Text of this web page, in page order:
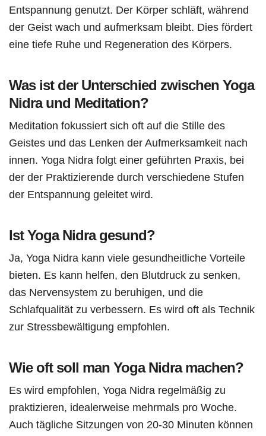
Entspannung genutzt. Der Körper schläft, während
der Geist wach und aufmerksam bleibt. Dies fördert
eine tiefe Ruhe und Regeneration des Körpers.
Was ist der Unterschied zwischen Yoga
Nidra und Meditation?
Meditation fokussiert sich oft auf die Stille des
Geistes und das Lenken der Aufmerksamkeit nach
innen. Yoga Nidra folgt einer geführten Praxis, bei
der der Praktizierende durch verschiedene Stufen
der Entspannung geleitet wird.
Ist Yoga Nidra gesund?
Ja, Yoga Nidra kann viele gesundheitliche Vorteile
bieten. Es kann helfen, den Blutdruck zu senken,
das Nervensystem zu beruhigen, und die
Schlafqualität zu verbessern. Es wird oft als Technik
zur Stressbewältigung empfohlen.
Wie oft soll man Yoga Nidra machen?
Es wird empfohlen, Yoga Nidra regelmäßig zu
praktizieren, idealerweise mehrmals pro Woche.
Auch tägliche Sitzungen von 20-30 Minuten können